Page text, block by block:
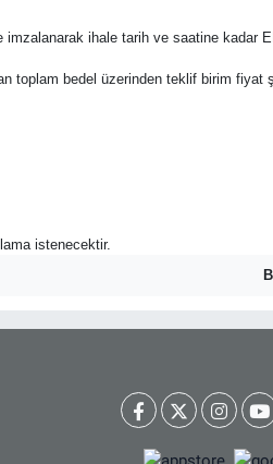
ihale tarih ve saatine kadar
toplam bedel üzerinden teklif birim fiyat
istenecektir.